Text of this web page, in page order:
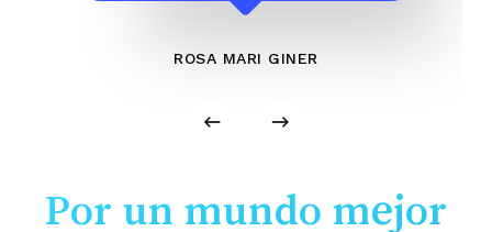
ROSA MARI GINER
Por un mundo mejor